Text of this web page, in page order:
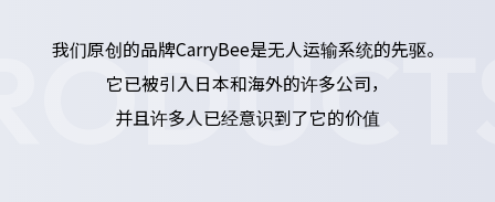
我们原创的品牌CarryBee是无人运输系统的先驱。
它已被引入日本和海外的许多公司，
并且许多人已经意识到了它的价值